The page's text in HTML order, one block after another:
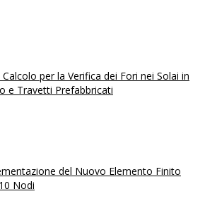
per la Verifica dei Fori nei Solai in
e Travetti Prefabbricati
del Nuovo Elemento Finito
Nodi